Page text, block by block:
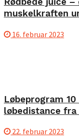
muskelkraften
16. februar 2023
Løbeprogram
løbedistance
22. februar 2023